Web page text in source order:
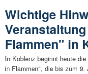
Wichtige
Flammen" in
In Koblenz beginnt heute
in Flammen", die bis zum 9.